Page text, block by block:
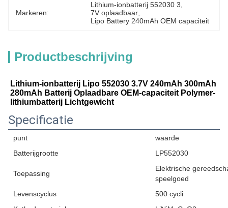
Markeren:
Lithium-ionbatterij 552030 3
7V oplaadbaar
Lipo Battery 240mAh OEM capaciteit
Productbeschrijving
Lithium-ionbatterij Lipo 552030 3.7V 240mAh 300mAh
280mAh Batterij Oplaadbare OEM-capaciteit Polymer-
lithiumbatterij Lichtgewicht
Specificatie
punt
waarde
Batterijgrootte
LP552030
Toepassing
Elektrische
speelgoed
Levenscyclus
500 cycli